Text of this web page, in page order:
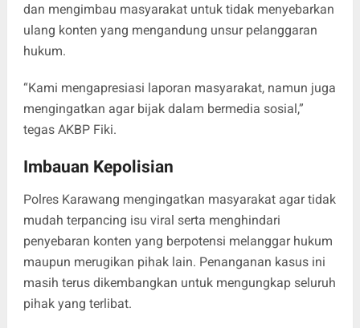
dan mengimbau masyarakat untuk tidak menyebarkan
ulang konten yang mengandung unsur pelanggaran
hukum.
“Kami mengapresiasi laporan masyarakat, namun juga
mengingatkan agar bijak dalam bermedia sosial,”
tegas AKBP Fiki.
Imbauan Kepolisian
Polres Karawang mengingatkan masyarakat agar tidak
mudah terpancing isu viral serta menghindari
penyebaran konten yang berpotensi melanggar hukum
maupun merugikan pihak lain. Penanganan kasus ini
masih terus dikembangkan untuk mengungkap seluruh
pihak yang terlibat.